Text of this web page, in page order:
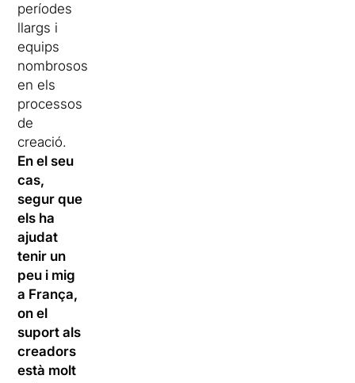
períodes
llargs i
equips
nombrosos
en els
processos
de
creació.
En el seu
cas,
segur que
els ha
ajudat
tenir un
peu i mig
a França,
on el
suport als
creadors
està molt